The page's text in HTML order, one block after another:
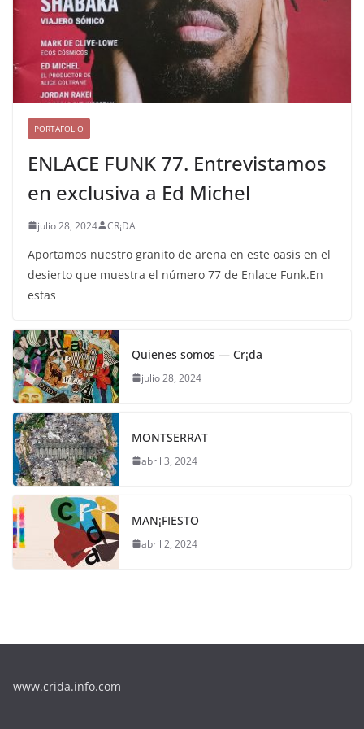
PORTAFOLIO
ENLACE FUNK 77. Entrevistamos
en exclusiva a Ed Michel
julio 28, 2024 CR¡DA
Aportamos nuestro granito de arena en este oasis en el
desierto que muestra el número 77 de Enlace Funk.En
estas
Quienes somos — Cr¡da
julio 28, 2024
MONTSERRAT
abril 3, 2024
MAN¡FIESTO
abril 2, 2024
www.crida.info.com